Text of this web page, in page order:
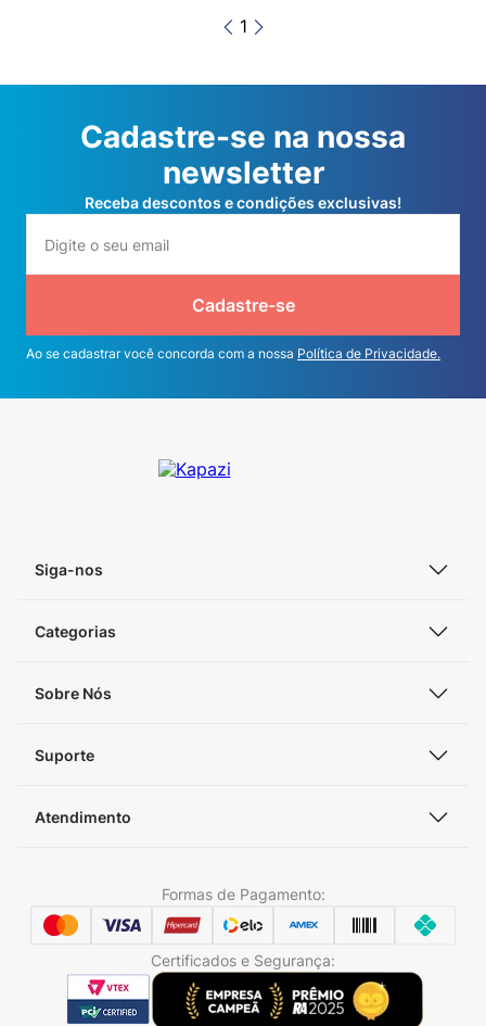
1
Cadastre-se na nossa
newsletter
Receba descontos e condições exclusivas!
Cadastre-se
Ao se cadastrar você concorda com a nossa Política de Privacidade.
Siga-nos
Categorias
Sobre Nós
Suporte
Atendimento
Formas de Pagamento:
Certificados e Segurança: